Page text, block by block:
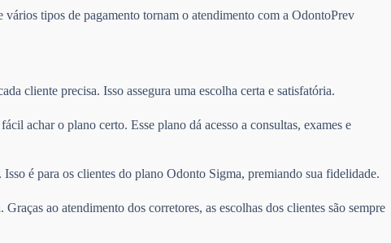
tipos de pagamento tornam o atendimento com a OdontoPrev
cliente precisa. Isso assegura uma escolha certa e satisfatória.
fácil achar o plano certo. Esse plano dá acesso a consultas, exames e
é para os clientes do plano Odonto Sigma, premiando sua fidelidade.
ao atendimento dos corretores, as escolhas dos clientes são sempre